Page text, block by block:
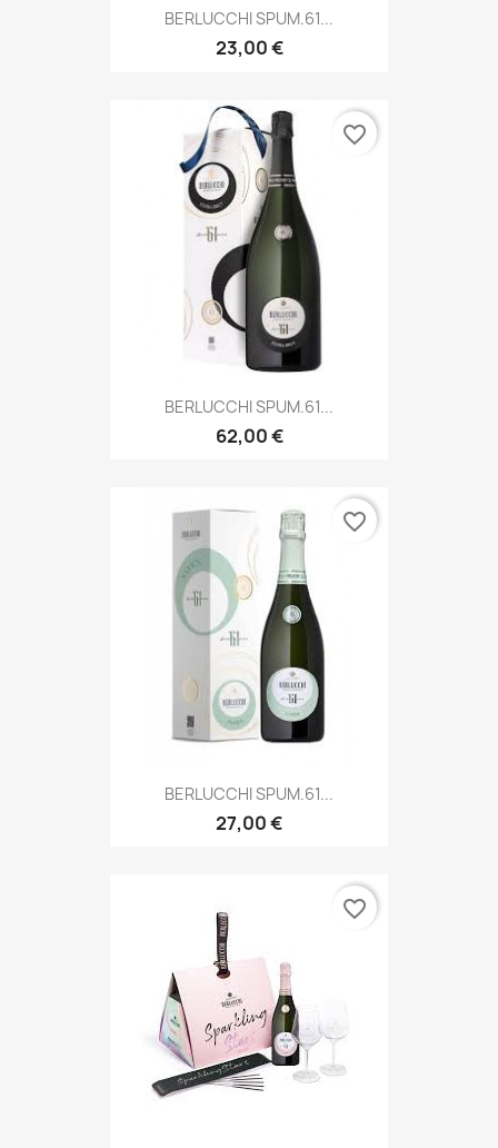
BERLUCCHI SPUM.61...
23,00 €
BERLUCCHI SPUM.61...
62,00 €
favorite_border
BERLUCCHI SPUM.61...
27,00 €
favorite_border
favorite_border